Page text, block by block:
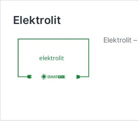
Elektrolit
Elektrolit